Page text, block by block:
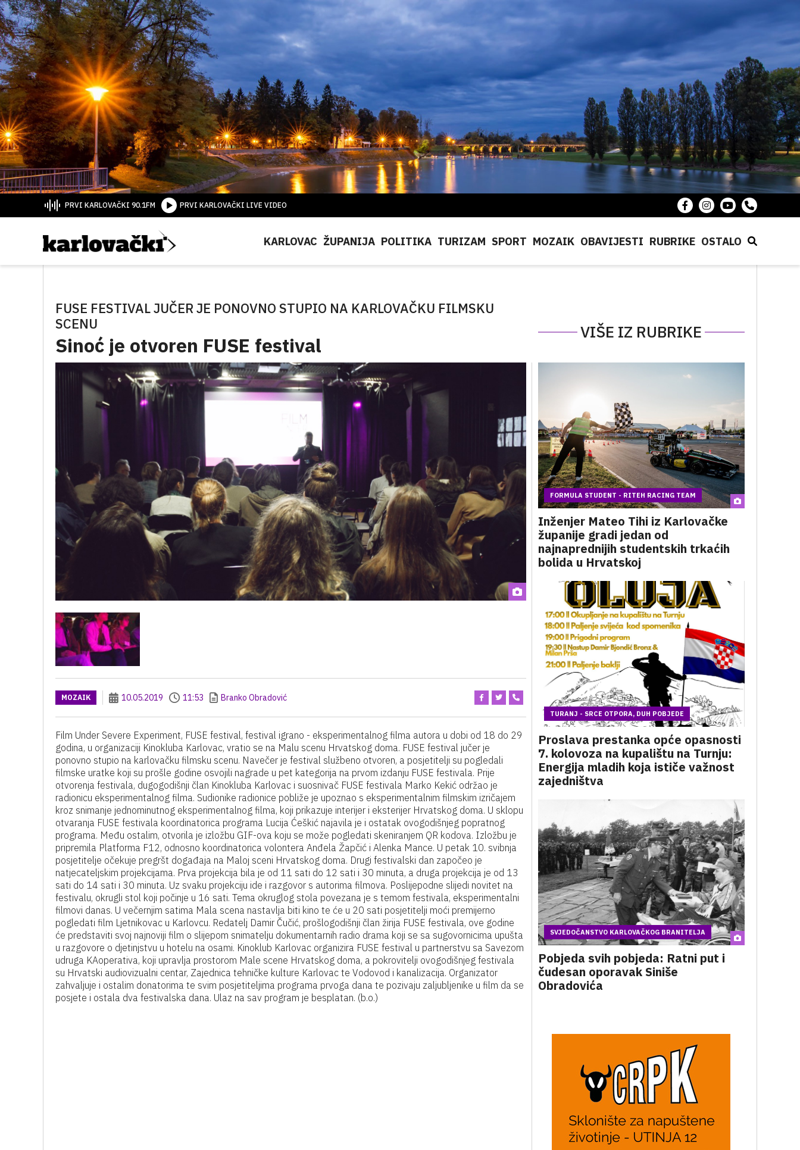
PRVI KARLOVAČKI 90.1FM PRVI KARLOVAČKI LIVE VIDEO
KARLOVAC ŽUPANIJA POLITIKA TURIZAM SPORT MOZAIK OBAVIJESTI RUBRIKE OSTALO
FUSE FESTIVAL JUČER JE PONOVNO STUPIO NA KARLOVAČKU FILMSKU
SCENU
Sinoć je otvoren FUSE festival
VIŠE IZ RUBRIKE
MOZAIK 10.05.2019 11:53 Branko Obradović
Film Under Severe Experiment, FUSE festival, festival igrano - eksperimentalnog filma autora u dobi od 18 do 29
godina, u organizaciji Kinokluba Karlovac, vratio se na Malu scenu Hrvatskog doma. FUSE festival jučer je
ponovno stupio na karlovačku filmsku scenu. Navečer je festival službeno otvoren, a posjetitelji su pogledali
filmske uratke koji su prošle godine osvojili nagrade u pet kategorija na prvom izdanju FUSE festivala. Prije
otvorenja festivala, dugogodišnji član Kinokluba Karlovac i suosnivač FUSE festivala Marko Kekić održao je
radionicu eksperimentalnog filma. Sudionike radionice pobliže je upoznao s eksperimentalnim filmskim izričajem
kroz snimanje jednominutnog eksperimentalnog filma, koji prikazuje interijer i eksterijer Hrvatskog doma. U sklopu
otvaranja FUSE festivala koordinatorica programa Lucija Ćeškić najavila je i ostatak ovogodišnjeg popratnog
programa. Među ostalim, otvorila je izložbu GIF-ova koju se može pogledati skeniranjem QR kodova. Izložbu je
pripremila Platforma F12, odnosno koordinatorica volontera Anđela Žapčić i Alenka Mance. U petak 10. svibnja
posjetitelje očekuje pregršt događaja na Maloj sceni Hrvatskog doma. Drugi festivalski dan započeo je
natjecateljskim projekcijama. Prva projekcija bila je od 11 sati do 12 sati i 30 minuta, a druga projekcija je od 13
sati do 14 sati i 30 minuta. Uz svaku projekciju ide i razgovor s autorima filmova. Poslijepodne slijedi novitet na
festivalu, okrugli stol koji počinje u 16 sati. Tema okruglog stola povezana je s temom festivala, eksperimentalni
filmovi danas. U večernjim satima Mala scena nastavlja biti kino te će u 20 sati posjetitelji moći premijerno
pogledati film Ljetnikovac u Karlovcu. Redatelj Damir Čučić, prošlogodišnji član žirija FUSE festivala, ove godine
će predstaviti svoj najnoviji film o slijepom snimatelju dokumentarnih radio drama koji se sa sugovornicima upušta
u razgovore o djetinjstvu u hotelu na osami. Kinoklub Karlovac organizira FUSE festival u partnerstvu sa Savezom
udruga KAoperativa, koji upravlja prostorom Male scene Hrvatskog doma, a pokrovitelji ovogodišnjeg festivala
su Hrvatski audiovizualni centar, Zajednica tehničke kulture Karlovac te Vodovod i kanalizacija. Organizator
zahvaljuje i ostalim donatorima te svim posjetiteljima programa prvoga dana te pozivaju zaljubljenike u film da se
posjete i ostala dva festivalska dana. Ulaz na sav program je besplatan. (b.o.)
FORMULA STUDENT - RITEH RACING TEAM
Inženjer Mateo Tihi iz Karlovačke
županije gradi jedan od
najnaprednijih studentskih trkaćih
bolida u Hrvatskoj
TURANJ - SRCE OTPORA, DUH POBJEDE
Proslava prestanka opće opasnosti
7. kolovoza na kupalištu na Turnju:
Energija mladih koja ističe važnost
zajedništva
SVJEDOČANSTVO KARLOVAČKOG BRANITELJA
Pobjeda svih pobjeda: Ratni put i
čudesan oporavak Siniše
Obradovića